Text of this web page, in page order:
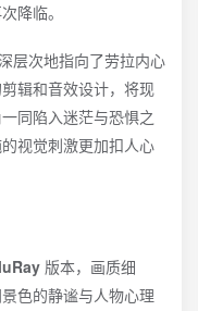
降临。
层次地指向了劳拉内心
辑和音效设计，将现
同陷入迷茫与恐惧之
视觉刺激更加扣人心
版本，画质细
色的静谧与人物心理